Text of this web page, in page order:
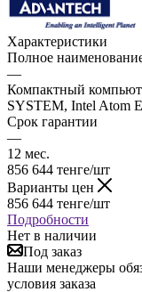
Характеристики
Полное
—
Компактный
SYSTEM, Intel Atom
Срок гарантии
—
12 мес.
856 644 тенге/шт
Варианты цен
856 644 тенге/шт
Подробности
Нет в наличии
Под заказ
Наши менеджеры
условия заказа